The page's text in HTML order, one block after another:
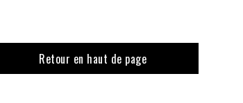
Retour en haut de page